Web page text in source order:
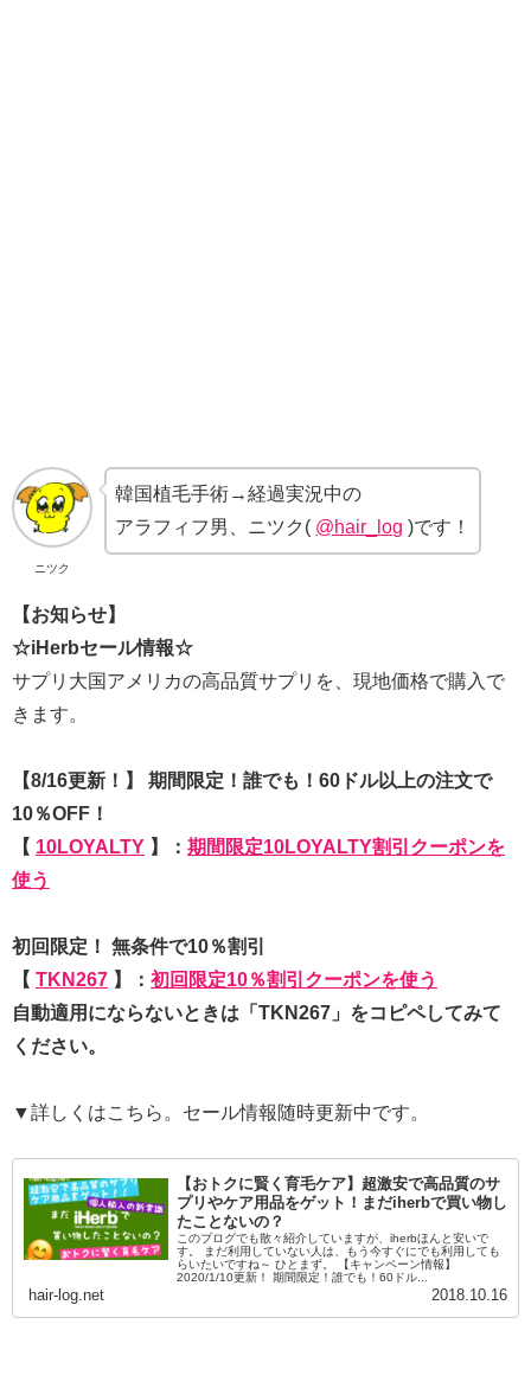
ニツク
韓国植毛手術→経過実況中の
アラフィフ男、ニツク( @hair_log )です！
【お知らせ】
☆iHerbセール情報☆
サプリ大国アメリカの高品質サプリを、現地価格で購入で
きます。
【8/16更新！】 期間限定！誰でも！60ドル以上の注文で
10％OFF！
【 10LOYALTY 】： 期間限定10LOYALTY割引クーポンを
使う
初回限定！ 無条件で10％割引
【 TKN267 】： 初回限定10％割引クーポンを使う
自動適用にならないときは「TKN267」をコピペしてみて
ください。
▼詳しくはこちら。セール情報随時更新中です。
【おトクに賢く育毛ケア】超激安で高品質のサ
プリやケア用品をゲット！まだiherbで買い物し
たことないの？
このブログでも散々紹介していますが、iherbほんと安いで
す。 まだ利用していない人は、もう今すぐにでも利用しても
らいたいですね～ ひとまず。 【キャンペーン情報】
2020/1/10更新！ 期間限定！誰でも！60ドル...
hair-log.net 2018.10.16